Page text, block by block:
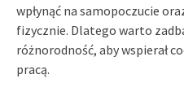
wpłynąć na samopoczucie
fizycznie. Dlatego warto
różnorodność, aby wspierał
pracą.